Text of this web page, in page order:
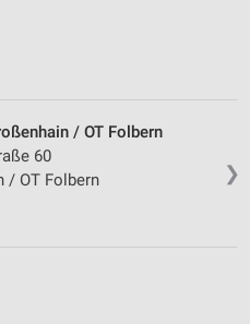
❯
/ OT Folbern
60
/ OT Folbern